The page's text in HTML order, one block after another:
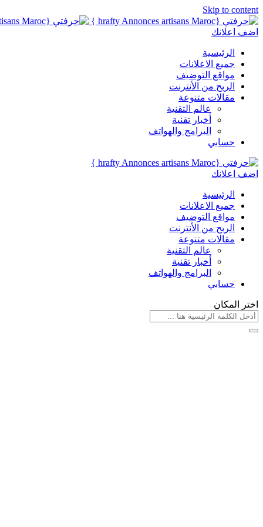
Skip to content
اضف اعلانك
الرئيسية
جميع الاعلانات
مواقع التوضيف
الربح من الأنترنت
مقالات متنوعة
عالم التقنية
أخبار تقنية
البرامج والهواتف
حسابي
اضف اعلانك
الرئيسية
جميع الاعلانات
مواقع التوضيف
الربح من الأنترنت
مقالات متنوعة
عالم التقنية
أخبار تقنية
البرامج والهواتف
حسابي
اختر المكان